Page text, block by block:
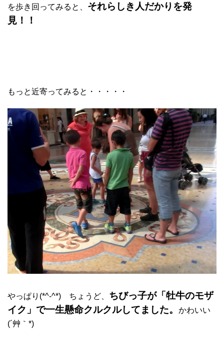
を歩き回ってみると、 それらしき人だかりを発
見！！
もっと近寄ってみると・・・・・
やっぱり(*^-^*) ちょうど、 ちびっ子が「牡牛のモザ
イク」で一生懸命クルクルしてました。
かわいい
(´艸｀*)